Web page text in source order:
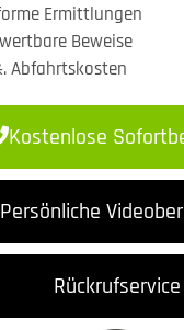
Ermittlungen
Beweise
Abfahrtskosten
Kostenlose
Persönliche
Rückrufservice